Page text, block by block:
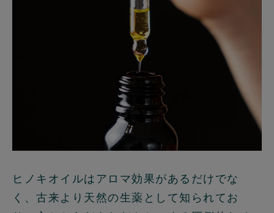
ヒノキオイルはアロマ効果があるだけでな
く、古来より天然の生薬として知られてお